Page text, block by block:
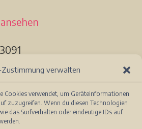
Zustimmung verwalten
Cookies verwendet, um Geräteinformationen
zuzugreifen. Wenn du diesen Technologien
das Surfverhalten oder eindeutige IDs auf